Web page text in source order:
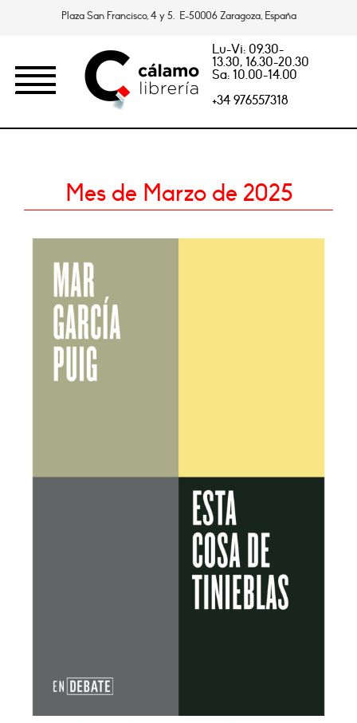
Plaza San Francisco, 4 y 5. E-50006 Zaragoza, España
Lu-Vi: 09.30-
13.30, 16.30-20.30
Sa: 10.00-14.00
+34 976557318
Mes de Marzo de 2025